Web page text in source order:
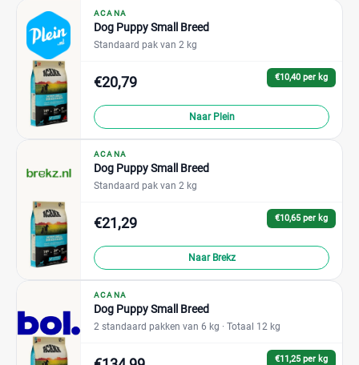
ACANA
Dog Puppy Small Breed
Standaard pak van 2 kg
€10,40 per kg
€20,79
Naar Plein
ACANA
Dog Puppy Small Breed
Standaard pak van 2 kg
€10,65 per kg
€21,29
Naar Brekz
ACANA
Dog Puppy Small Breed
2 standaard pakken van 6 kg · Totaal 12 kg
€11,25 per kg